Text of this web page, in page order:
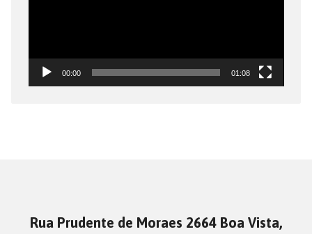
00:00 01:08
Rua Prudente de Moraes 2664 Boa Vista,